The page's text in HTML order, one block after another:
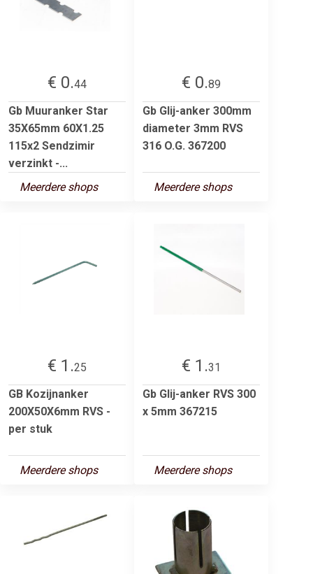
€ 0.44
Gb Muuranker Star
35X65mm 60X1.25
115x2 Sendzimir
verzinkt -...
Meerdere shops
€ 0.89
Gb Glij-anker 300mm
diameter 3mm RVS
316 O.G. 367200
Meerdere shops
€ 1.25
GB Kozijnanker
200X50X6mm RVS -
per stuk
Meerdere shops
€ 1.31
Gb Glij-anker RVS 300
x 5mm 367215
Meerdere shops